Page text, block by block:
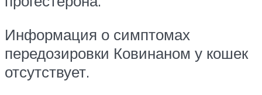
Информация о симптомах
передозировки Ковинаном у кошек
отсутствует.